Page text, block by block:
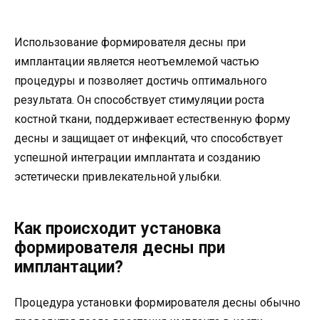
Использование формирователя десны при
имплантации является неотъемлемой частью
процедуры и позволяет достичь оптимального
результата. Он способствует стимуляции роста
костной ткани, поддерживает естественную форму
десны и защищает от инфекций, что способствует
успешной интеграции имплантата и созданию
эстетически привлекательной улыбки.
Как происходит установка
формирователя десны при
имплантации?
Процедура установки формирователя десны обычно